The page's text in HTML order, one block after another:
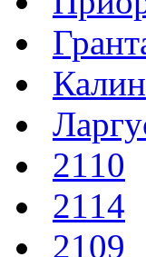
2110
2114
2109